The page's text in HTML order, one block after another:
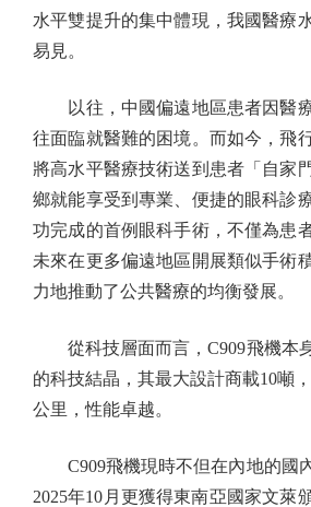
水平雙提升的集中體現，我國醫療
易見。
以往，中國偏遠地區患者因醫
往面臨就醫難的困境。而如今，飛
將高水平醫療技術送到患者「自家
鄉就能享受到專業、便捷的眼科診
功完成的首例眼科手術，不僅為患
未來在更多偏遠地區開展類似手術
力地推動了公共醫療的均衡發展。
從科技層面而言，C909飛機本
的科技結晶，其最大設計商載10噸
公里，性能卓越。
C909飛機現時不但在內地的國
2025年10月更獲得東南亞國家文萊